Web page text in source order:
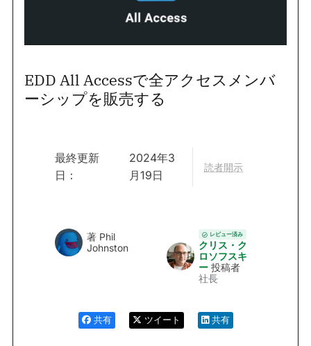
EDD All Accessで全アクセスメンバ
ーシップを販売する
最終更新
日：
2024年3
月19日
読者開示
著 Phil
Johnston
レビュー済み
クリス・ク
ロソフスキ
ー 投稿者
社長
共有 ツイート 共有